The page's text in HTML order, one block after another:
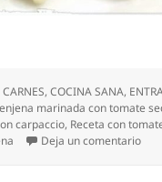
Categorías
CARNES,COCINA SANA,
marinada con tomate
carpaccio, Receta con
Deja un comentarioen